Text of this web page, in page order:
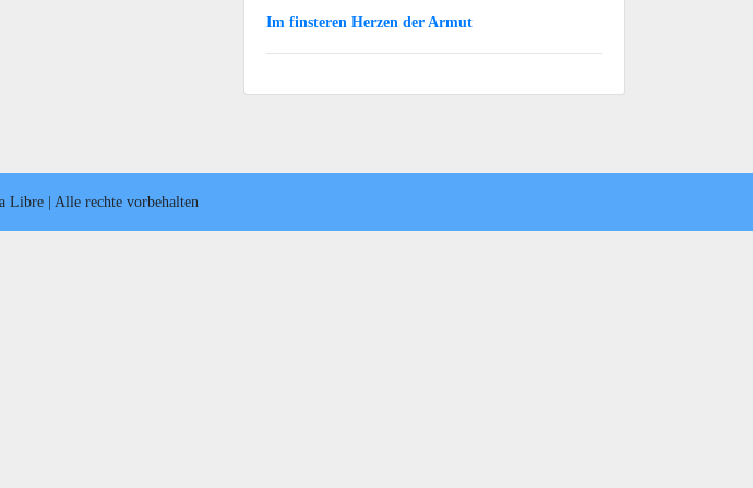
Im finsteren Herzen der Armut
| Alle rechte vorbehalten